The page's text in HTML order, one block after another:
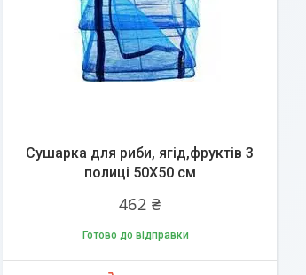
Сушарка для риби, ягід,фруктів 3
полиці 50X50 см
462 ₴
Готово до відправки